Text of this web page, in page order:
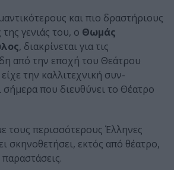
και πιο δραστήριους
γενιάς του, ο Θωμάς
, διακρίνεται για τις
από την εποχή του Θεάτρου
την καλλιτεχνική συν-
σήμερα που διευθύνει το Θέατρο
τους περισσότερους Έλληνες
σκηνοθετήσει, εκτός από θέατρο,